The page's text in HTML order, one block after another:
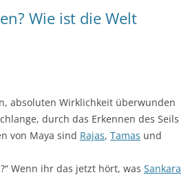
Wie ist die Welt
absoluten Wirklichkeit überwunden
durch das Erkennen des Seils
von Maya sind Rajas, Tamas und
Wenn ihr das jetzt hört, was Sankara